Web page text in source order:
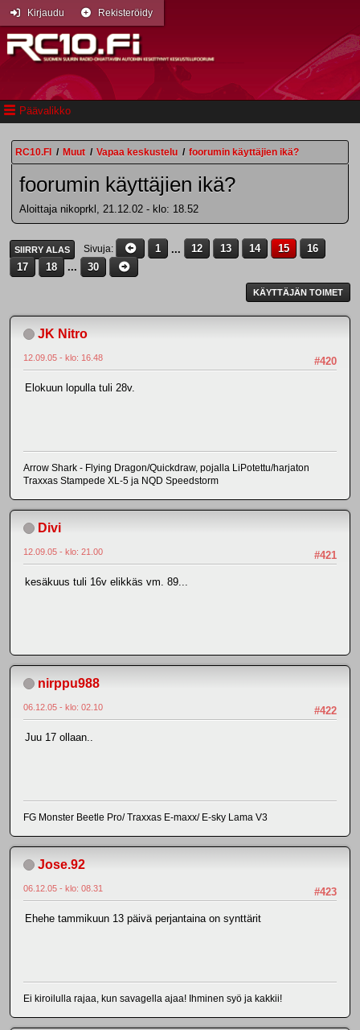
Päävalikko
Kirjaudu Rekisteröidy
RC10.FI / Muut / Vapaa keskustelu / foorumin käyttäjien ikä?
foorumin käyttäjien ikä?
Aloittaja nikoprkl, 21.12.02 - klo: 18.52
SIIRRY ALAS Sivuja 1 ... 12 13 14 15
16
17
18 ... 30
KÄYTTÄJÄN TOIMET
JK Nitro
#420
12.09.05 - klo: 16.48
Elokuun lopulla tuli 28v.
Arrow Shark - Flying Dragon/Quickdraw, pojalla LiPotettu/harjaton
Traxxas Stampede XL-5 ja NQD Speedstorm
Divi
#421
12.09.05 - klo: 21.00
kesäkuus tuli 16v elikkäs vm. 89...
nirppu988
#422
06.12.05 - klo: 02.10
Juu 17 ollaan..
FG Monster Beetle Pro/ Traxxas E-maxx/ E-sky Lama V3
Jose.92
#423
06.12.05 - klo: 08.31
Ehehe tammikuun 13 päivä perjantaina on synttärit
Ei kiroilulla rajaa, kun savagella ajaa! Ihminen syö ja kakkii!